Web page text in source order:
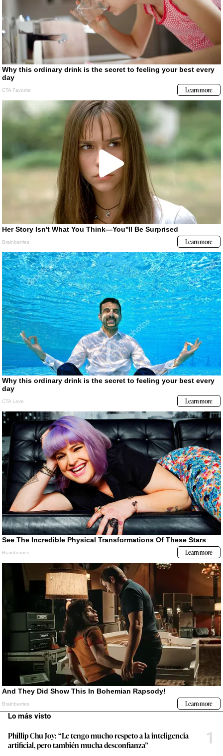
Lo más visto
Phillip Chu Joy: “Le tengo mucho respeto a la inteligencia
artificial, pero también mucha desconfianza”
1